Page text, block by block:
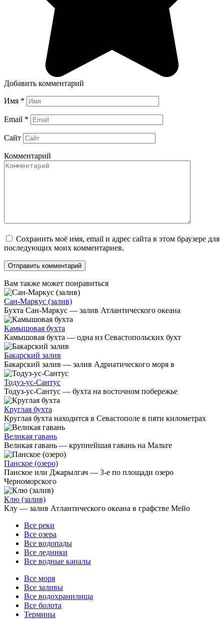
Добавить комментарий
Имя *
Email *
Сайт
Комментарий
Сохранить моё имя, email и адрес сайта в этом браузере для
последующих моих комментариев.
Вам также может понравиться
Сан-Маркус (залив)
Бухта Сан-Маркус — залив Атлантического океана
Камышовая бухта
Камышовая бухта — одна из Севастопольских бухт
Бакарский залив
Бакарский залив — залив Адриатического моря в
Тодуз-ус-Сантус
Тодуз-ус-Сантус — бухта на восточном побережье
Круглая бухта
Круглая бухта находится в Севастополе в пяти километрах
Великая гавань
Великая гавань — крупнейшая гавань на Мальте
Панское (озеро)
Панское или Джарылгач — 3-е по площади озеро
Черноморского
Клю (залив)
Клу — залив Атлантического океана в графстве Мейо
Все реки
Все озера
Все водопады
Все ледники
Все водные каналы
Все моря
Все заливы
Все водохранилища
Все болота
Термины